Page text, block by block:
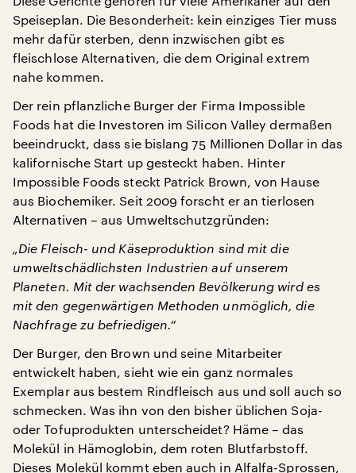
Speiseplan. Die Besonderheit: kein einziges Tier muss
mehr dafür sterben, denn inzwischen gibt es
fleischlose Alternativen, die dem Original extrem
nahe kommen.
Der rein pflanzliche Burger der Firma Impossible
Foods hat die Investoren im Silicon Valley dermaßen
beeindruckt, dass sie bislang 75 Millionen Dollar in das
kalifornische Start up gesteckt haben. Hinter
Impossible Foods steckt Patrick Brown, von Hause
aus Biochemiker. Seit 2009 forscht er an tierlosen
Alternativen – aus Umweltschutzgründen:
„Die Fleisch- und Käseproduktion sind mit die
umweltschädlichsten Industrien auf unserem
Planeten. Mit der wachsenden Bevölkerung wird es
mit den gegenwärtigen Methoden unmöglich, die
Nachfrage zu befriedigen.“
Der Burger, den Brown und seine Mitarbeiter
entwickelt haben, sieht wie ein ganz normales
Exemplar aus bestem Rindfleisch aus und soll auch so
schmecken. Was ihn von den bisher üblichen Soja-
oder Tofuprodukten unterscheidet? Häme – das
Molekül in Hämoglobin, dem roten Blutfarbstoff.
Dieses Molekül kommt eben auch in Alfalfa-Sprossen,